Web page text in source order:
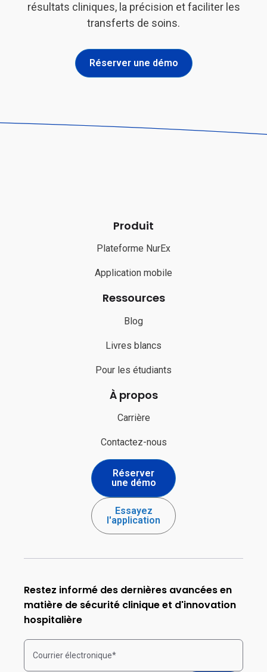
résultats cliniques, la précision et faciliter les
transferts de soins.
Réserver une démo
Produit
Plateforme NurEx
Application mobile
Ressources
Blog
Livres blancs
Pour les étudiants
À propos
Carrière
Contactez-nous
Réserver
une démo
Essayez
l'application
Restez informé des dernières avancées en
matière de sécurité clinique et d'innovation
hospitalière